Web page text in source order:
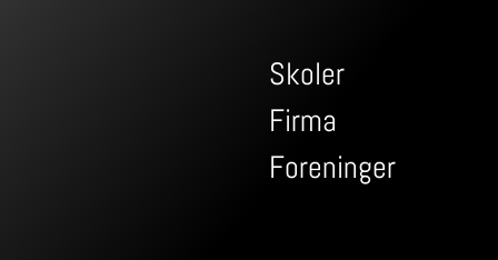
Skoler
Firma
Foreninger